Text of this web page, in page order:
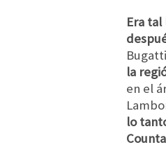
Era
la
en el
lo